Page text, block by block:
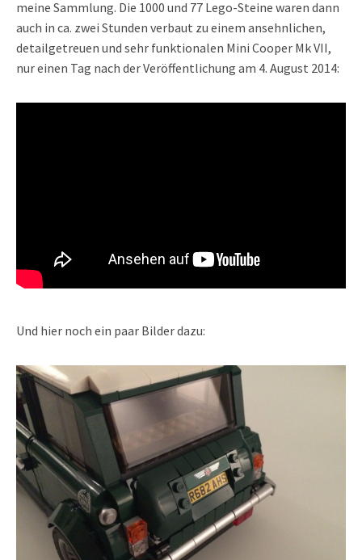
meine Sammlung. Die 1000 und 77 Lego-Steine waren dann
auch in ca. zwei Stunden verbaut zu einem ansehnlichen,
detailgetreuen und sehr funktionalen Mini Cooper Mk VII,
nur einen Tag nach der Veröffentlichung am 4. August 2014:
Und hier noch ein paar Bilder dazu: